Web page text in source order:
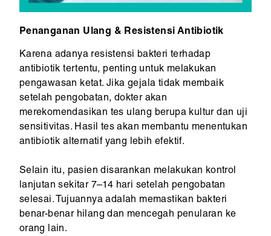
Penanganan Ulang & Resistensi Antibiotik
Karena adanya resistensi bakteri terhadap
antibiotik tertentu, penting untuk melakukan
pengawasan ketat. Jika gejala tidak membaik
setelah pengobatan, dokter akan
merekomendasikan tes ulang berupa kultur dan uji
sensitivitas. Hasil tes akan membantu menentukan
antibiotik alternatif yang lebih efektif.
Selain itu, pasien disarankan melakukan kontrol
lanjutan sekitar 7–14 hari setelah pengobatan
selesai. Tujuannya adalah memastikan bakteri
benar-benar hilang dan mencegah penularan ke
orang lain.